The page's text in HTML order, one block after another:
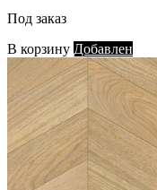
Под заказ
В корзину Добавлен